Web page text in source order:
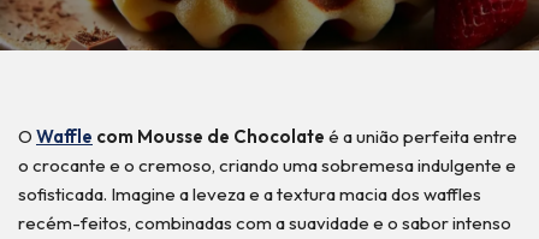
O Waffle com Mousse de Chocolate é a união perfeita entre
o crocante e o cremoso, criando uma sobremesa indulgente e
sofisticada. Imagine a leveza e a textura macia dos waffles
recém-feitos, combinadas com a suavidade e o sabor intenso